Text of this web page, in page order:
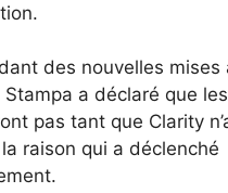
des nouvelles mises
Stampa a déclaré que
pas tant que Clarity
raison qui a déclenché